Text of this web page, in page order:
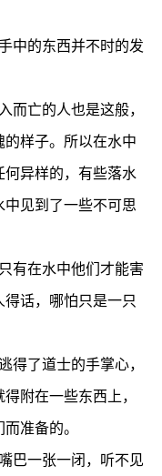
中的东西并不时的发
而亡的人也是这般，
样子。所以在水中
异样的，有些落水
见到了一些不可思
有在水中他们才能害
话，哪怕只是一只
得了道士的手掌心，
附在一些东西上，
准备的。
巴一张一闭，听不见